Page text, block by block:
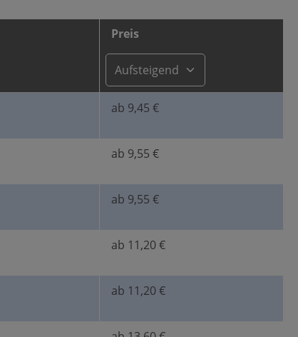
Preis
ab 9,45 €
ab 9,55 €
ab 9,55 €
ab 11,20 €
ab 11,20 €